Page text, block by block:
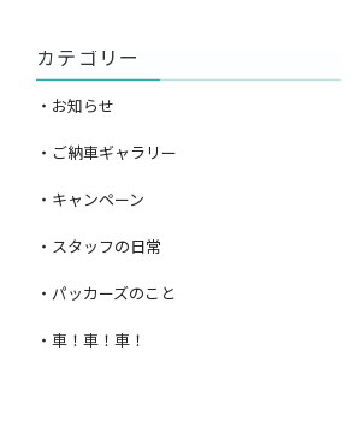
カテゴリー
・お知らせ
・ご納車ギャラリー
・キャンペーン
・スタッフの日常
・パッカーズのこと
・車！車！車！